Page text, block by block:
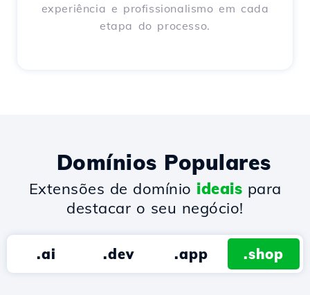
experiência e profissionalismo em cada
etapa do processo.
Domínios Populares
Extensões de domínio ideais para
destacar o seu negócio!
.ai .dev .app .shop